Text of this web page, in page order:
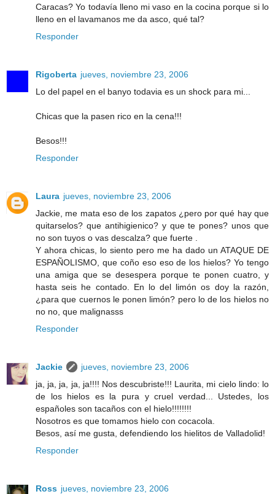
Caracas? Yo todavía lleno mi vaso en la cocina porque si lo
lleno en el lavamanos me da asco, qué tal?
Responder
Rigoberta jueves, noviembre 23, 2006
Lo del papel en el banyo todavia es un shock para mi...
Chicas que la pasen rico en la cena!!!
Besos!!!
Responder
Laura jueves, noviembre 23, 2006
Jackie, me mata eso de los zapatos ¿pero por qué hay que
quitarselos? que antihigienico? y que te pones? unos que
no son tuyos o vas descalza? que fuerte .
Y ahora chicas, lo siento pero me ha dado un ATAQUE DE
ESPAÑOLISMO, que coño eso eso de los hielos? Yo tengo
una amiga que se desespera porque te ponen cuatro, y
hasta seis he contado. En lo del limón os doy la razón,
¿para que cuernos le ponen limón? pero lo de los hielos no
no no, que malignasss
Responder
Jackie
jueves, noviembre 23, 2006
ja, ja, ja, ja, ja!!!! Nos descubriste!!! Laurita, mi cielo lindo: lo
de los hielos es la pura y cruel verdad... Ustedes, los
españoles son tacaños con el hielo!!!!!!!!
Nosotros es que tomamos hielo con cocacola.
Besos, así me gusta, defendiendo los hielitos de Valladolid!
Responder
Ross jueves, noviembre 23, 2006